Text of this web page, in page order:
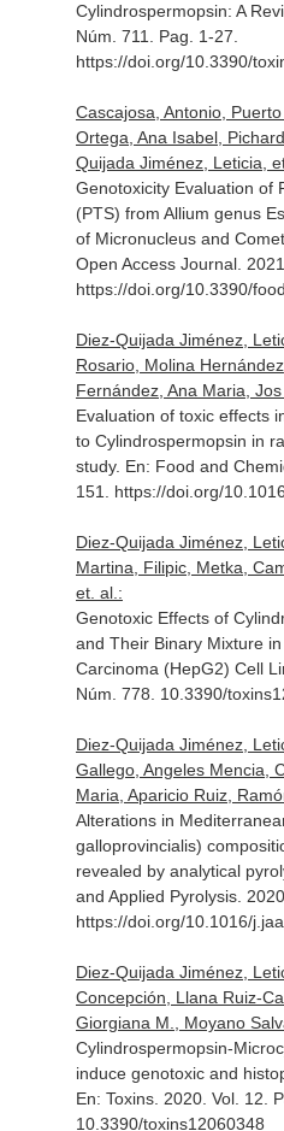
Cylindrospermopsin: A
Núm. 711. Pag. 1-27.
https://doi.org/10.3390/
Cascajosa, Antonio,
Ortega, Ana Isabel,
Quijada Jiménez, Leticia,
Genotoxicity Evaluation of
(PTS) from Allium genus
of Micronucleus and
Open Access Journal.
https://doi.org/10.3390/
Diez-Quijada Jiménez,
Rosario, Molina
Fernández, Ana Maria,
Evaluation of toxic effects
to Cylindrospermopsin in
study. En: Food and
151. https://doi.org/
Diez-Quijada Jiménez,
Martina, Filipic, Metka,
et. al.:
Genotoxic Effects of
and Their Binary Mixture
Carcinoma (HepG2) Cell
Núm. 778. 10.3390/
Diez-Quijada Jiménez,
Gallego, Angeles Mencia,
Maria, Aparicio Ruiz,
Alterations in
galloprovincialis)
revealed by analytical
and Applied Pyrolysis.
https://doi.org/10.1016/
Diez-Quijada Jiménez,
Concepción, Llana Ruiz-
Giorgiana M., Moyano
Cylindrospermopsin-
induce genotoxic and
En: Toxins. 2020. Vol. 12.
10.3390/toxins12060348